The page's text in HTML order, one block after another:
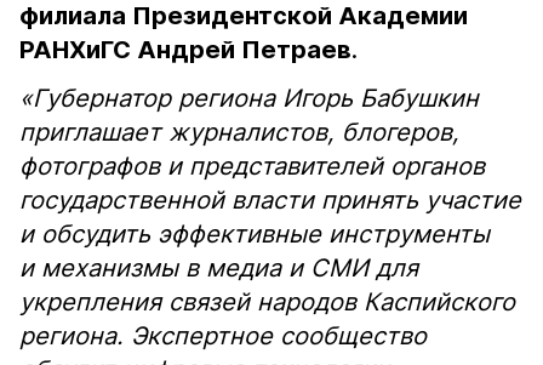
филиала Президентской Академии
РАНХиГС Андрей Петраев.
«Губернатор региона Игорь Бабушкин
приглашает журналистов, блогеров,
фотографов и представителей органов
государственной власти принять участие
и обсудить эффективные инструменты
и механизмы в медиа и СМИ для
укрепления связей народов Каспийского
региона. Экспертное сообщество